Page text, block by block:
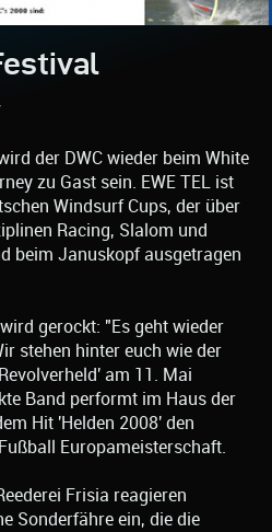
der DWC wieder beim White
zu Gast sein. EWE TEL ist
Windsurf Cups, der über
Racing, Slalom und
beim Januskopf ausgetragen
gerockt: "Es geht wieder
stehen hinter euch wie der
am 11. Mai
Band performt im Haus der
Hit 'Helden 2008' den
Europameisterschaft.
Frisia reagieren
Sonderfähre ein, die die